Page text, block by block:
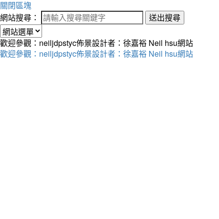
關閉區塊
網站搜尋：
送出搜尋
歡迎參觀：neiljdpstyc佈景設計者：徐嘉裕 Neil hsu網站
歡迎參觀：neiljdpstyc佈景設計者：徐嘉裕 Neil hsu網站